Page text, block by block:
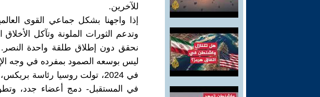
للآخرين.
إذا واجهنا بشكل جماعي القوى
وتدعم الثورات الملونة وتآكل
نحقق دون إطلاق طلقة واحدة النصر.
ليس بوسعه الصمود بمفرده في وجه
في 2024، تولت روسيا رئاسة
في المستقبل- دمج أعضاء جدد،